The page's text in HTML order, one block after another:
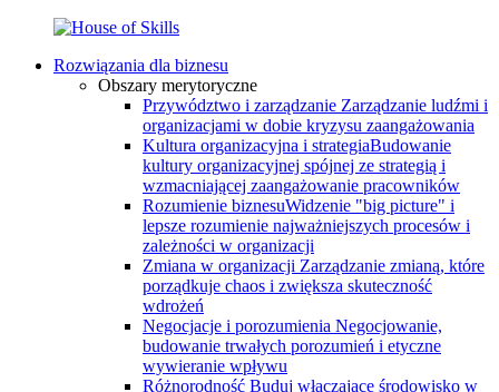
Rozwiązania dla biznesu
Obszary merytoryczne
Przywództwo i zarządzanie Zarządzanie ludźmi i
organizacjami w dobie kryzysu zaangażowania
Kultura organizacyjna i strategiaBudowanie
kultury organizacyjnej spójnej ze strategią i
wzmacniającej zaangażowanie pracowników
Rozumienie biznesuWidzenie "big picture" i
lepsze rozumienie najważniejszych procesów i
zależności w organizacji
Zmiana w organizacji Zarządzanie zmianą, które
porządkuje chaos i zwiększa skuteczność
wdrożeń
Negocjacje i porozumienia Negocjowanie,
budowanie trwałych porozumień i etyczne
wywieranie wpływu
Różnorodność Buduj włączające środowisko w